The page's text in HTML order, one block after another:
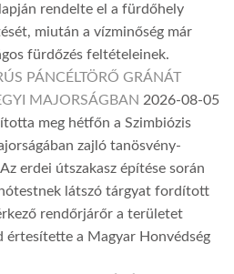
rendelte el a fürdőhely
miután a vízminőség már
fürdőzés feltételeinek.
PÁNCÉLTÖRŐ GRÁNÁT
MAJORSÁGBAN 2026-08-05
meg hétfőn a Szimbiózis
zajló tanösvény-
erdei útszakasz építése során
látszó tárgyat fordított
rendőrjárőr a területet
értesítette a Magyar Honvédség